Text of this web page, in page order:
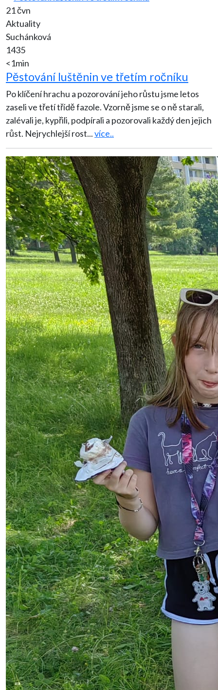
21 čvn
Aktuality
Suchánková
1435
<1min
Pěstování luštěnin ve třetím ročníku
Po klíčení hrachu a pozorování jeho růstu jsme letos
zaseli ve třetí třídě fazole. Vzorně jsme se o ně starali,
zalévali je, kypřili, podpírali a pozorovali každý den jejich
růst. Nejrychlejší rost...více..